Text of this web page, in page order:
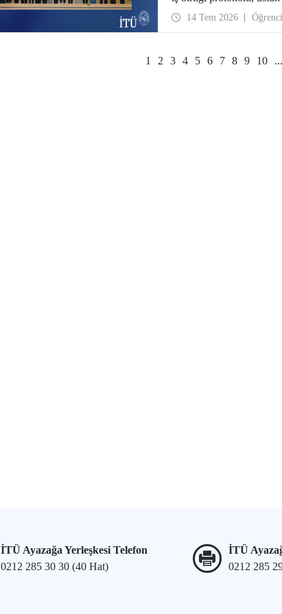
14 Tem 2026 Öğrenci
1 2 3 4 5 6 7 8 9 10 ...
İTÜ Ayazağa Yerleşkesi Telefon
0212 285 30 30 (40 Hat)
İTÜ
0212 285